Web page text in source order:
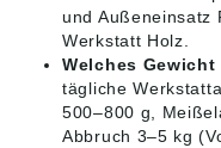
und
Werkstatt Holz.
Welches
tägliche
500–800 g,
Abbruch 3–5 kg